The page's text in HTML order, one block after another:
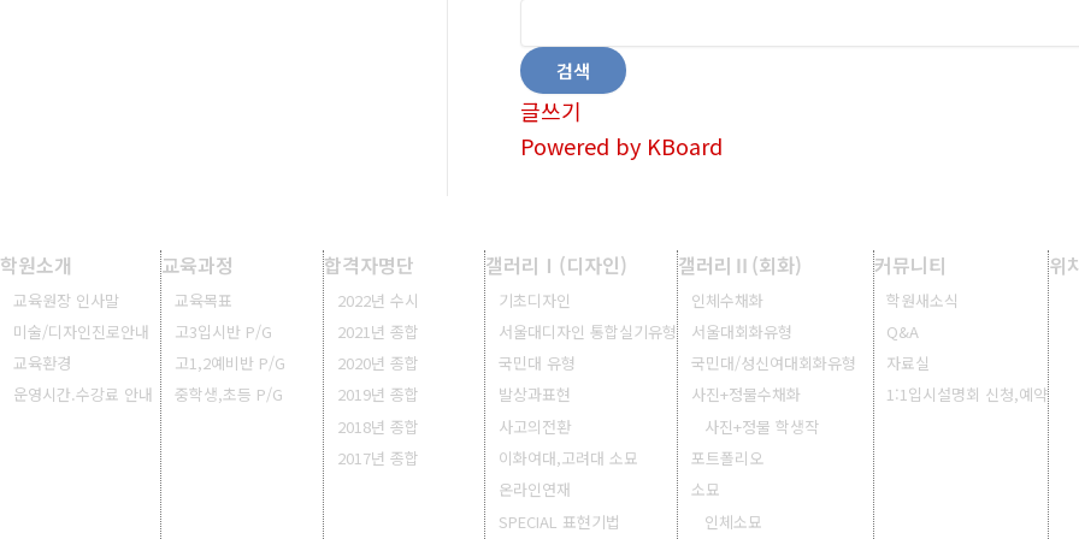
검색
글쓰기
Powered by KBoard
학원소개
교육원장 인사말
미술/디자인진로안내
교육환경
운영시간.수강료 안내
교육과정
교육목표
고3입시반 P/G
고1,2예비반 P/G
중학생,초등 P/G
합격자명단
2022년 수시
2021년 종합
2020년 종합
2019년 종합
2018년 종합
2017년 종합
갤러리Ⅰ(디자인)
기초디자인
서울대디자인 통합실기유형
국민대 유형
발상과표현
사고의전환
이화여대,고려대 소묘
온라인연재
SPECIAL 표현기법
갤러리Ⅱ(회화)
인체수채화
서울대회화유형
국민대/성신여대회화유형
사진+정물수채화
사진+정물 학생작
포트폴리오
소묘
인체소묘
커뮤니티
학원새소식
Q&A
자료실
1:1입시설명회 신청,예약
위